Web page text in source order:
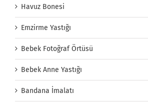
Havuz Bonesi
Emzirme Yastığı
Bebek Fotoğraf Örtüsü
Bebek Anne Yastığı
Bandana İmalatı